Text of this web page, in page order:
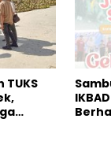
TUKS